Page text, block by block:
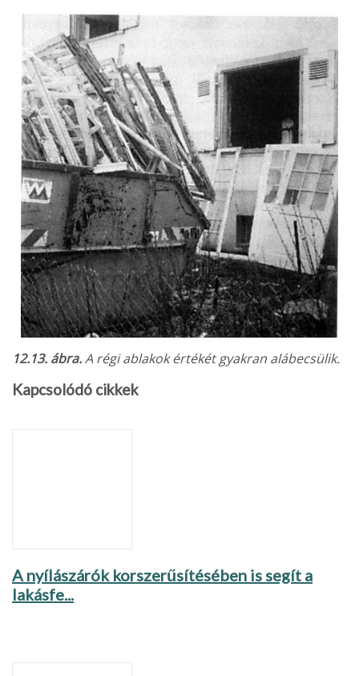
12.13. ábra.A régi ablakok értékét gyakran alábecsülik.
Kapcsolódó cikkek
A nyílászárók korszerűsítésében is segít a
lakásfe...